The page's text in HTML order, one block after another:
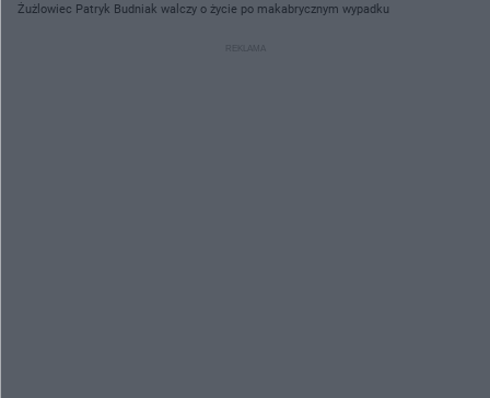
Żużlowiec Patryk Budniak walczy o życie po makabrycznym wypadku